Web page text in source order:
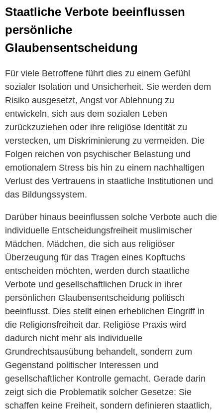
Staatliche Verbote beeinflussen
persönliche
Glaubensentscheidung
Für viele Betroffene führt dies zu einem Gefühl
sozialer Isolation und Unsicherheit. Sie werden dem
Risiko ausgesetzt, Angst vor Ablehnung zu
entwickeln, sich aus dem sozialen Leben
zurückzuziehen oder ihre religiöse Identität zu
verstecken, um Diskriminierung zu vermeiden. Die
Folgen reichen von psychischer Belastung und
emotionalem Stress bis hin zu einem nachhaltigen
Verlust des Vertrauens in staatliche Institutionen und
das Bildungssystem.
Darüber hinaus beeinflussen solche Verbote auch die
individuelle Entscheidungsfreiheit muslimischer
Mädchen. Mädchen, die sich aus religiöser
Überzeugung für das Tragen eines Kopftuchs
entscheiden möchten, werden durch staatliche
Verbote und gesellschaftlichen Druck in ihrer
persönlichen Glaubensentscheidung politisch
beeinflusst. Dies stellt einen erheblichen Eingriff in
die Religionsfreiheit dar. Religiöse Praxis wird
dadurch nicht mehr als individuelle
Grundrechtsausübung behandelt, sondern zum
Gegenstand politischer Interessen und
gesellschaftlicher Kontrolle gemacht. Gerade darin
zeigt sich die Problematik solcher Gesetze: Sie
schaffen keine Freiheit, sondern definieren staatlich,